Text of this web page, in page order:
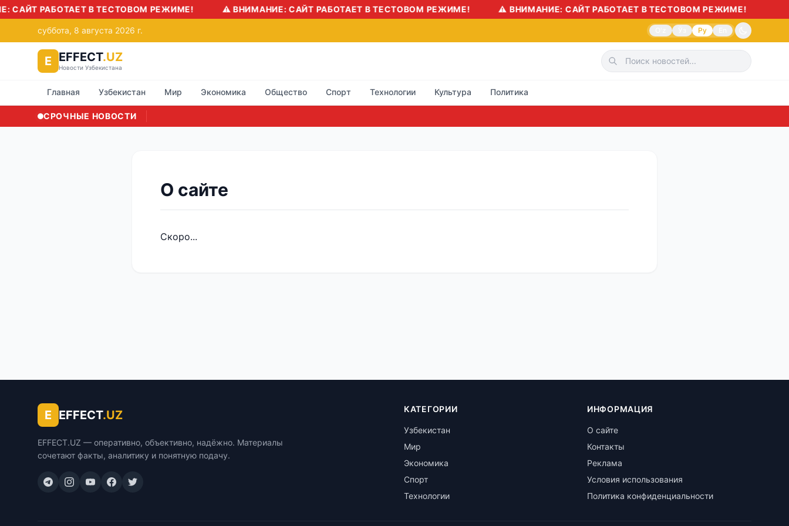
РАБОТАЕТ В ТЕСТОВОМ РЕЖИМЕ! ⚠️ ВНИМАНИЕ: САЙТ РАБОТАЕТ В ТЕСТОВОМ РЕЖИМЕ! ⚠️ ВНИМАНИЕ: САЙТ РАБОТАЕТ В ТЕСТОВОМ РЕЖИМЕ!
суббота, 8 августа 2026 г. Ру
E EFFECT.UZ
Новости Узбекистана
Главная Узбекистан Мир Экономика Общество Спорт Технологии Культура Политика
СРОЧНЫЕ НОВОСТИ
О сайте
Скоро...
E EFFECT.UZ
EFFECT.UZ — оперативно, объективно, надёжно. Материалы
сочетают факты, аналитику и понятную подачу.
КАТЕГОРИИ
Узбекистан
Мир
Экономика
Спорт
Технологии
ИНФОРМАЦИЯ
О сайте
Контакты
Реклама
Условия использования
Политика конфиденциальности